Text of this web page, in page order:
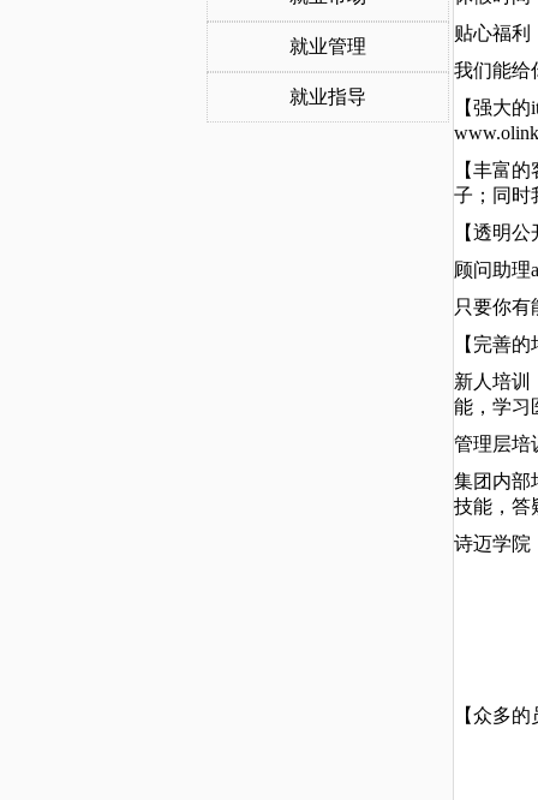
就业管理
就业指导
贴心福利
我们能
【强大
【丰富
子；同时
【透明
顾问助
只要你有
【完善的
新人培训
能，学习
管理层培
集团内部
技能，答
诗迈学院
【众多